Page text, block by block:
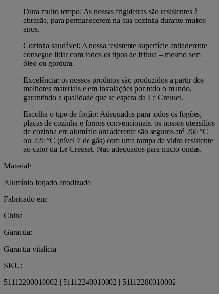
Dura muito tempo: As nossas frigideiras são resistentes à
abrasão, para permanecerem na sua cozinha durante muitos
anos.
Cozinha saudável: A nossa resistente superfície antiaderente
consegue lidar com todos os tipos de fritura – mesmo sem
óleo ou gordura.
Excelência: os nossos produtos são produzidos a partir dos
melhores materiais e em instalações por todo o mundo,
garantindo a qualidade que se espera da Le Creuset.
Escolha o tipo de fogão: Adequados para todos os fogões,
placas de cozinha e fornos convencionais, os nossos utensílios
de cozinha em alumínio antiaderente são seguros até 260 °C
ou 220 °C (nível 7 de gás) com uma tampa de vidro resistente
ao calor da Le Creuset. Não adequados para micro-ondas.
Material:
Alumínio forjado anodizado
Fabricado em:
China
Garantia:
Garantia vitalícia
SKU:
51112200010002 | 51112240010002 | 51112280010002